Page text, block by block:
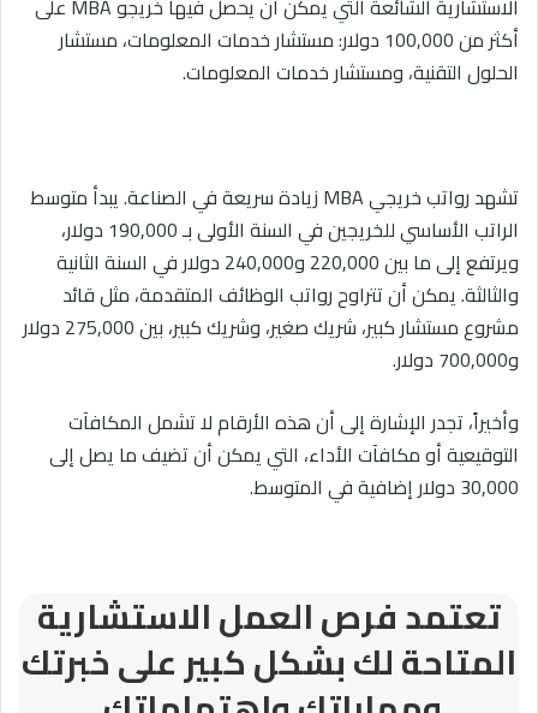
أكثر من 100,000 دولار: مستشار خدمات المعلومات، مستشار
الحلول التقنية، ومستشار خدمات المعلومات.
تشهد رواتب خريجي MBA زيادة سريعة في الصناعة. يبدأ متوسط
الراتب الأساسي للخريجين في السنة الأولى بـ 190,000 دولار،
ويرتفع إلى ما بين 220,000 و240,000 دولار في السنة الثانية
والثالثة. يمكن أن تتراوح رواتب الوظائف المتقدمة، مثل قائد
مشروع مستشار كبير، شريك صغير، وشريك كبير، بين 275,000 دولار
و700,000 دولار.
وأخيراً، تجدر الإشارة إلى أن هذه الأرقام لا تشمل المكافآت
التوقيعية أو مكافآت الأداء، التي يمكن أن تضيف ما يصل إلى
30,000 دولار إضافية في المتوسط.
تعتمد فرص العمل الاستشارية
المتاحة لك بشكل كبير على خبرتك